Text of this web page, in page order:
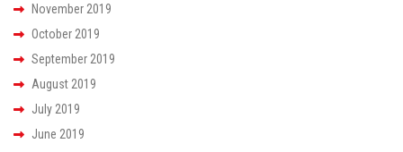
November 2019
October 2019
September 2019
August 2019
July 2019
June 2019